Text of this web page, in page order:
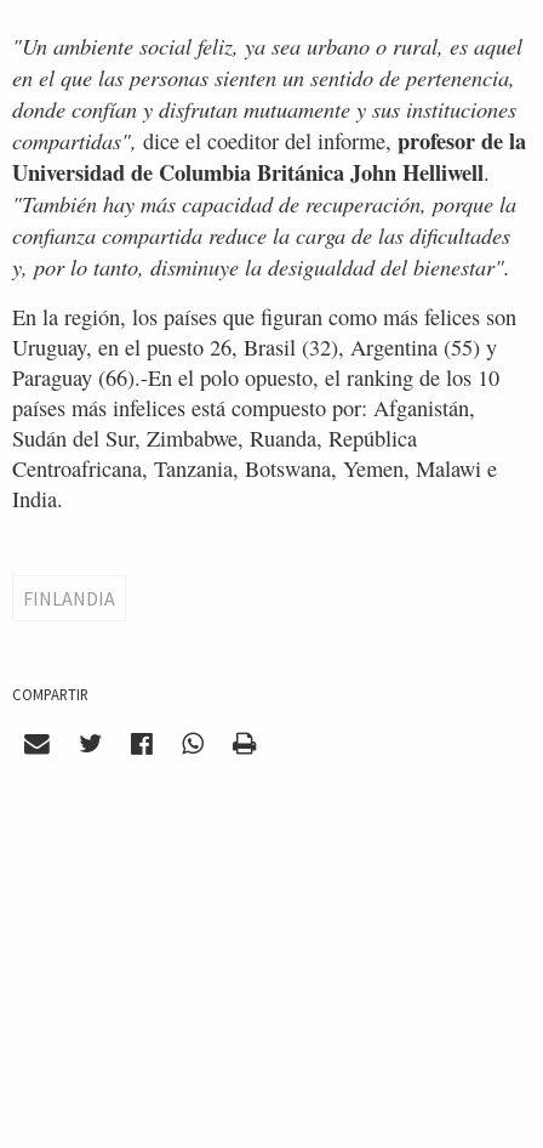
"Un ambiente social feliz, ya sea urbano o rural, es aquel
en el que las personas sienten un sentido de pertenencia,
donde confían y disfrutan mutuamente y sus instituciones
compartidas", dice el coeditor del informe, profesor de la
Universidad de Columbia Británica John Helliwell.
"También hay más capacidad de recuperación, porque la
confianza compartida reduce la carga de las dificultades
y, por lo tanto, disminuye la desigualdad del bienestar".
En la región, los países que figuran como más felices son
Uruguay, en el puesto 26, Brasil (32), Argentina (55) y
Paraguay (66).-En el polo opuesto, el ranking de los 10
países más infelices está compuesto por: Afganistán,
Sudán del Sur, Zimbabwe, Ruanda, República
Centroafricana, Tanzania, Botswana, Yemen, Malawi e
India.
FINLANDIA
COMPARTIR